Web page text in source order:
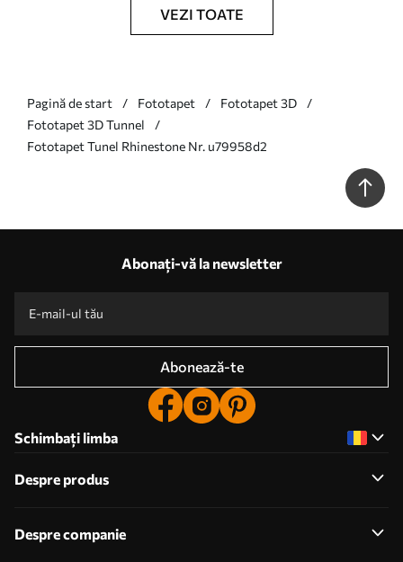
VEZI TOATE
Pagină de start Fototapet
Fototapet 3D
Fototapet 3D Tunnel
Fototapet Tunel Rhinestone Nr. u79958d2
Abonați-vă la newsletter
Abonează-te
Schimbați limba
Despre produs
Despre companie